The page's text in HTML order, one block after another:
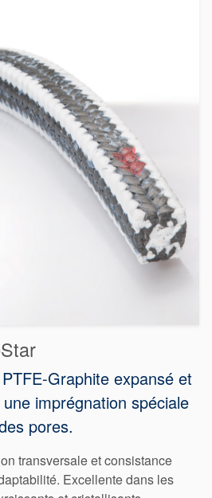
Graphite expansé et
imprégnation spéciale
pores.
transversale et consistance
Excellente dans les